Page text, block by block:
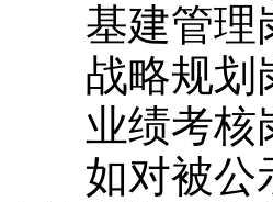
基建管理岗
战略规划岗
业绩考核岗
如对被公示